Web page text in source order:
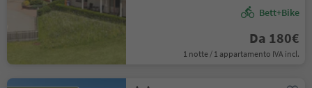
Bett+Bike
Da 180€
1 notte / 1 appartamento IVA incl.